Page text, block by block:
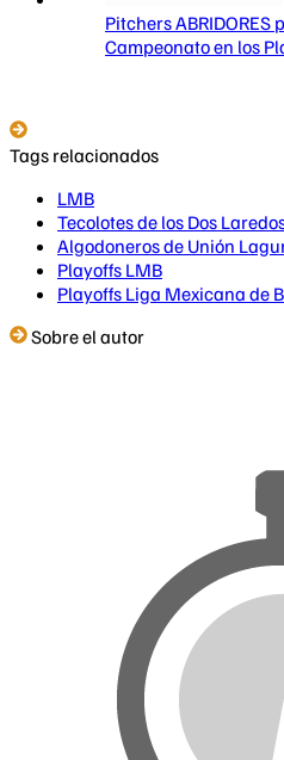
Pitchers ABRIDORES
Campeonato en los
Tags relacionados
LMB
Tecolotes de los Dos
Algodoneros de Unión
Playoffs LMB
Playoffs Liga Mexicana de
Sobre el autor